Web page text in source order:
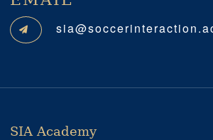
SIA ACADEMY
IMPORTANTE
PROFESIONAL
SOCIAL MEDIA
UBICACIÓN
SIA Academy